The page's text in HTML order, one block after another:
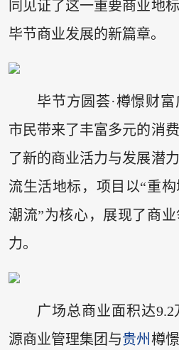
同见证了这一重要商业地
毕节商业发展的新篇章。
毕节方圆荟·樽憬财
市民带来了丰富多元的消
了新的商业活力与发展潜
流生活地标，项目以“重
潮流”为核心，展现了商
力。
广场总商业面积达
源商业管理集团与贵州 樽